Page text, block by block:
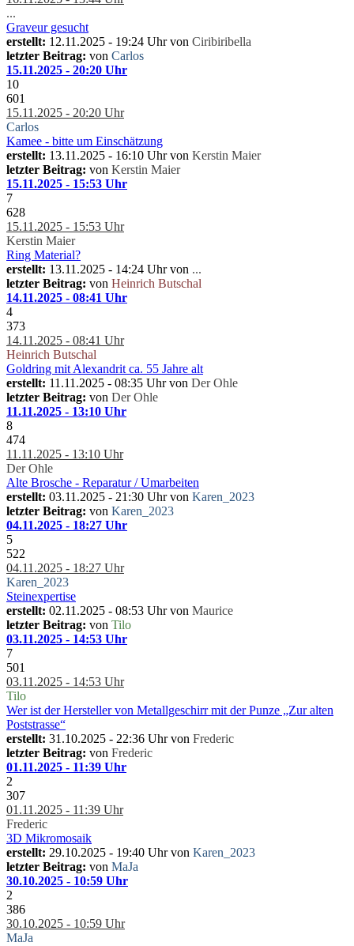
...
Graveur gesucht
erstellt: 12.11.2025 - 19:24 Uhr von Ciribiribella
letzter Beitrag: von Carlos
15.11.2025 - 20:20 Uhr
10
601
15.11.2025 - 20:20 Uhr
Carlos
Kamee - bitte um Einschätzung
erstellt: 13.11.2025 - 16:10 Uhr von Kerstin Maier
letzter Beitrag: von Kerstin Maier
15.11.2025 - 15:53 Uhr
7
628
15.11.2025 - 15:53 Uhr
Kerstin Maier
Ring Material?
erstellt: 13.11.2025 - 14:24 Uhr von ...
letzter Beitrag: von Heinrich Butschal
14.11.2025 - 08:41 Uhr
4
373
14.11.2025 - 08:41 Uhr
Heinrich Butschal
Goldring mit Alexandrit ca. 55 Jahre alt
erstellt: 11.11.2025 - 08:35 Uhr von Der Ohle
letzter Beitrag: von Der Ohle
11.11.2025 - 13:10 Uhr
8
474
11.11.2025 - 13:10 Uhr
Der Ohle
Alte Brosche - Reparatur / Umarbeiten
erstellt: 03.11.2025 - 21:30 Uhr von Karen_2023
letzter Beitrag: von Karen_2023
04.11.2025 - 18:27 Uhr
5
522
04.11.2025 - 18:27 Uhr
Karen_2023
Steinexpertise
erstellt: 02.11.2025 - 08:53 Uhr von Maurice
letzter Beitrag: von Tilo
03.11.2025 - 14:53 Uhr
7
501
03.11.2025 - 14:53 Uhr
Tilo
Wer ist der Hersteller von Metallgeschirr mit der Punze „Zur alten
Poststrasse“
erstellt: 31.10.2025 - 22:36 Uhr von Frederic
letzter Beitrag: von Frederic
01.11.2025 - 11:39 Uhr
2
307
01.11.2025 - 11:39 Uhr
Frederic
3D Mikromosaik
erstellt: 29.10.2025 - 19:40 Uhr von Karen_2023
letzter Beitrag: von MaJa
30.10.2025 - 10:59 Uhr
2
386
30.10.2025 - 10:59 Uhr
MaJa